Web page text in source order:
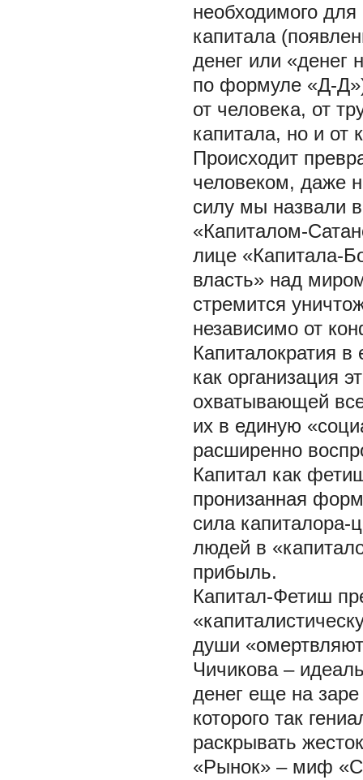
необходимого
капитала
денег или «денег
по формуле «Д-
от человека, от
капитала, но и от
Происходит
человеком, даже
силу мы назвали
«Капиталом-
лице «Капитала-
власть» над
стремится
независимо от
Капиталократия
как организация
охватывающей
их в единую
расширенно
Капитал как
пронизанная
сила
людей в
прибыль.
Капитал-Фетиш
души
Чичикова –
денег еще на
которого так
раскрывать
«Рынок» – миф